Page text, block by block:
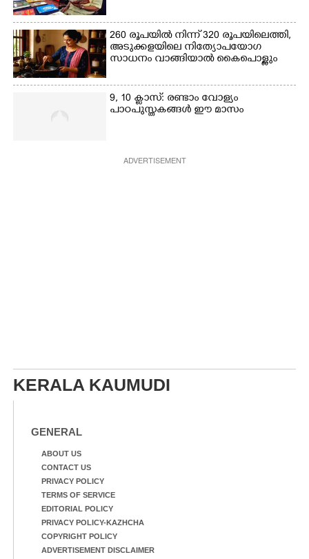
260 രൂപയിൽ നിന്ന് 320 രൂപയിലെത്തി,
അടുക്കളയിലെ നിത്യോപയോഗ
സാധനം വാങ്ങിയാൽ കൈപൊള്ളും
9, 10 ക്ലാസ്: രണ്ടാം വോള്യം
പാഠപുസ്തകങ്ങൾ ഈ മാസം
ADVERTISEMENT
KERALA KAUMUDI
GENERAL
ABOUT US
CONTACT US
PRIVACY POLICY
TERMS OF SERVICE
EDITORIAL POLICY
PRIVACY POLICY-KAZHCHA
COPYRIGHT POLICY
ADVERTISEMENT DISCLAIMER